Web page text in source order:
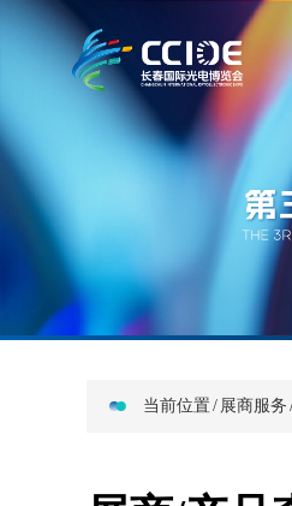
当前位置/ 展商服务